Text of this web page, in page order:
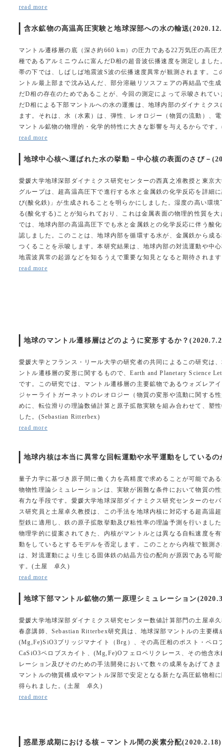
read more
含水鉱物の高温高圧実験と地球深部への水の輸送
マントル遷移層の底（深さ約660 km）の圧力である22万気圧の高圧
種であるアルミニウムに富んだD相の超音波伝播速度を測定しまし
帯の下では、しばしば地震波S波の伝播速度異常が観測されます。
ントル最上部まで沈み込んだ、部分溶融リソスフェアの再結晶で生
だD相の存在のためであることが、今回の測定によって示唆されて
だD相による下部マントルへの水の運搬は、地球内部のダイナミク
ます。それは、水（水素）は、弾性、レオロジー（物質の流動）、
マントル鉱物の物理的・化学的特性に大きな影響を与えるからです
read more
地球中心核へ運ばれた水の挙動－中心核の表面のさび－
愛媛大学地球深部ダイナミクス研究センターの西真之准教授と東京
グループは、超高温高圧下で進行する水と金属鉄の化学反応を詳細
び(酸化鉄)」が生成されることを明らかにしました。湿度の高い環
る(酸化する)ことが知られており、これは金属表面の物理的性質を
では、地球内部の高温高圧下でも水と金属鉄との化学反応に伴う酸
認しました。このことは、地球内部を循環する水が、金属鉄から成
つくることを示唆します。本研究結果は、地球内部の対流運動や中
地震波異常の起源などを知るうえで重要な知見となると期待されま
read more
地球のマントル遷移層はどのように変形するか？
愛媛大学とフランス・リール大学の研究者の共同によるこの研究は
ントル遷移層の変形に関するもので、Earth and Planetary Science
です。この研究では、マントル遷移層の主要鉱物であるウォズレア
ジャーライトガーネットのレオロジー（物質の変形や流動に関する
めに、転位滑りの理論数値計算と原子拡散実験を組み合わせて、塑
した。(Sebastian Ritterbex)
read more
地球内核は本当に異常な回転運動や水平運動をしている
量子力学に基づき原子間に働く力を高精度で求めることが可能であ
物物性理論シミュレーションは、実験が困難な条件において物質の
有力な手段です。愛媛大学地球深部ダイナミクス研究センターのセ
ス研究員と土屋卓久教授は、この手法を地球内核に対応する超高温
型鉄に適用し、鉄の原子拡散挙動及び粘性率の理論予測を行いまし
物理学的に提案されてきた、内核がマントルとは異なる自転速度を
動をしているとするモデルを否定します。このことから内核で観測
は、対流運動により生じる固体鉄の結晶方位の配向が原因である可
す。(土屋 卓久)
read more
地球下部マントル鉱物の第一原理シミュレーション
愛媛大学地球深部ダイナミクス研究センター数値計算部門の土屋卓
春彦講師、Sebastian Ritterbex研究員は、地球深部マントルの主要構
(Mg,Fe)SiO3ブリッジマナイト（Brg）、その高圧相のポスト・ペロ
CaSiO3ペロブスカイト、(Mg,Fe)Oフェロペリクレース、その他含
レーション及びそのための手法開発において数々の成果をあげてき
マントルの物質構成やマントル深部で安定となる新たな高圧鉱物相
得られました。(土屋 卓久)
read more
惑星形成期における核－マントル間の炭素分配(2020.2.18)